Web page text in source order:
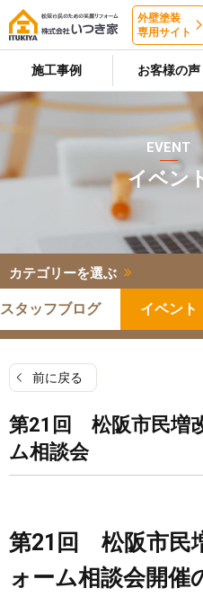
外壁塗装
専用サイト
施工事例 お客様の声
EVENT
イベン
カテゴリーを選ぶ
スタッフブログ イベント
前に戻る
第21回 松阪市民増
ム相談会
第21回 松阪市民
ォーム相談会開催